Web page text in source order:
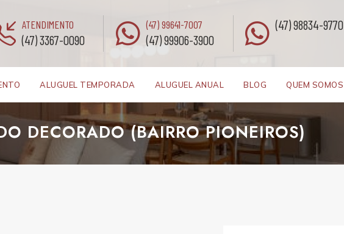
ATENDIMENTO
(47) 3367-0090
(47) 99641-7007
(47) 99906-3900
(47) 98834-9770
ALUGUEL TEMPORADA ALUGUEL ANUAL BLOG QUEM SOMOS
DECORADO (BAIRRO PIONEIROS)